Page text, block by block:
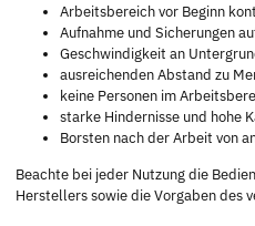
Arbeitsbereich vor Beginn
Aufnahme und Sicherungen
Geschwindigkeit an
ausreichenden Abstand zu
keine Personen im
starke Hindernisse und hohe
Borsten nach der Arbeit von
Beachte bei jeder Nutzung die
Herstellers sowie die Vorgaben des